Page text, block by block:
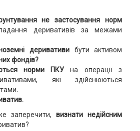
не застосування норм
деривативів за межами
деривативи бути активом
фондів?
норми ПКУна операції з
які здійснюються
.
заперечити,визнати недійсним